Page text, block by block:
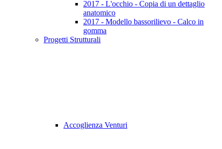
2017 - L'occhio - Copia di un dettaglio
anatomico
2017 - Modello bassorilievo - Calco in
gomma
Progetti Strutturali
Accoglienza Venturi